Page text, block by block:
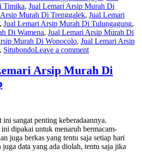
Timika, Jual Lemari Arsip Murah Di
Murah Di Trenggalek, Jual Lemari
, Jual Lemari Arsip Murah Di Tulungagung,
Di Wamena, Jual Lemari Arsip Murah Di
Murah Di Wonocolo, Jual Lemari Arsip
, SitubondoLeave a comment
Arsip Murah Di
ini sangat penting keberadaannya.
dipakai untuk menaruh bermacam-
juga berkas yang tentu saja setiap hari
juga data yang ada diolah, tentu saja jika